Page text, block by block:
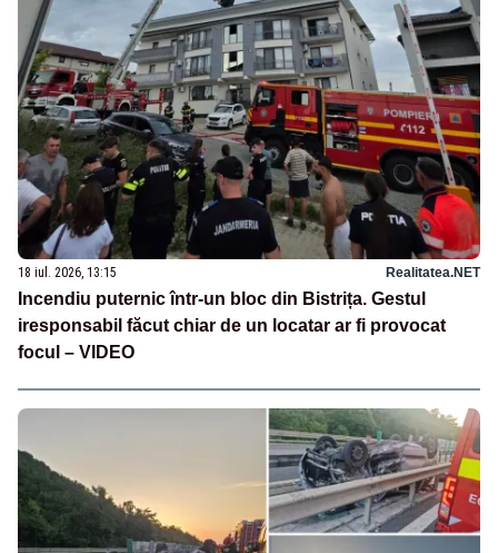
18 iul. 2026, 13:15 Realitatea.NET
Incendiu puternic într-un bloc din Bistrița. Gestul
iresponsabil făcut chiar de un locatar ar fi provocat
focul – VIDEO